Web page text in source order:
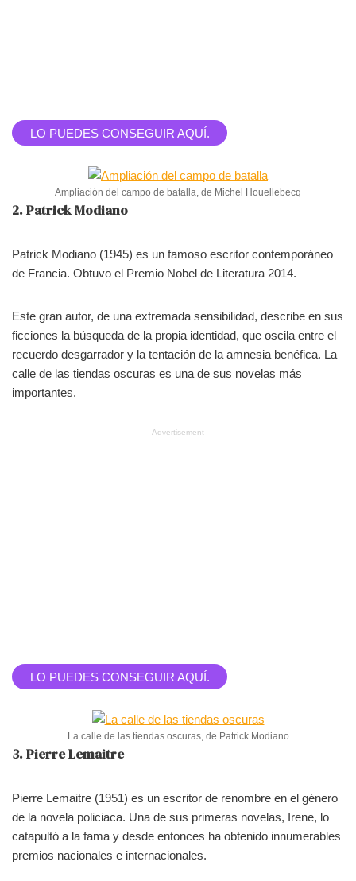
LO PUEDES CONSEGUIR AQUÍ.
Ampliación del campo de batalla, de Michel Houellebecq
2. Patrick Modiano
Patrick Modiano (1945) es un famoso escritor contemporáneo
de Francia. Obtuvo el Premio Nobel de Literatura 2014.
Este gran autor, de una extremada sensibilidad, describe en sus
ficciones la búsqueda de la propia identidad, que oscila entre el
recuerdo desgarrador y la tentación de la amnesia benéfica. La
calle de las tiendas oscuras es una de sus novelas más
importantes.
Advertisement
LO PUEDES CONSEGUIR AQUÍ.
La calle de las tiendas oscuras, de Patrick Modiano
3. Pierre Lemaitre
Pierre Lemaitre (1951) es un escritor de renombre en el género
de la novela policiaca. Una de sus primeras novelas, Irene, lo
catapultó a la fama y desde entonces ha obtenido innumerables
premios nacionales e internacionales.